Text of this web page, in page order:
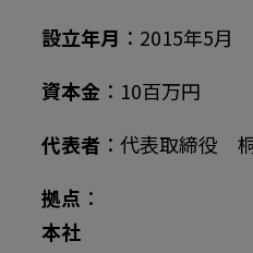
設立年月 ：2015年5月
資本金 ：10百万円
代表者 ：代表取締役
拠点 ：
本社